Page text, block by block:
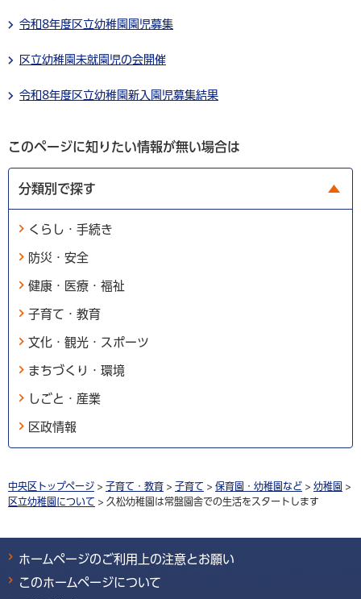
令和8年度区立幼稚園園児募集
区立幼稚園未就園児の会開催
令和8年度区立幼稚園新入園児募集結果
このページに知りたい情報が無い場合は
分類別で探す
くらし・手続き
防災・安全
健康・医療・福祉
子育て・教育
文化・観光・スポーツ
まちづくり・環境
しごと・産業
区政情報
中央区トップページ > 子育て・教育 > 子育て > 保育園・幼稚園など > 幼稚園 >
区立幼稚園について > 久松幼稚園は常盤園舎での生活をスタートします
ホームページのご利用上の注意とお願い
このホームページについて